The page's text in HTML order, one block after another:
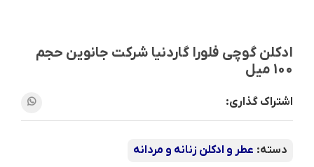
ادکلن گوچی فلورا گاردنیا شرکت جانوین حجم
100 میل
اشتراک گذاری:
دسته: عطر و ادکلن زنانه و مردانه